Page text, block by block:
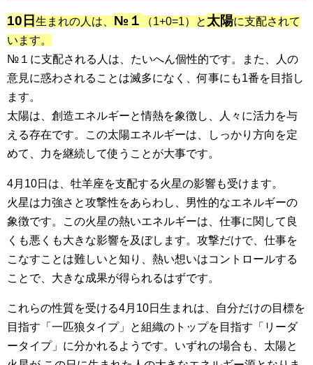
10日 生まれの人は、 №１ （1+0=1）と 太陽に支配されて
います。
№１に支配される人は、たいへん個性的です。また、人の
意見に惑わされることは滅多になく、何事にも1番を目指し
ます。
太陽は、創造エネルギーと情熱を象徴し、人々に活力を与
える存在です。この太陽エネルギーは、しっかり方向を定
めて、力を継続して使うことが大事です。
4月10日は、牡羊座を支配する火星の影響も受けます。
火星は力強さと攻撃性をあらわし、男性的なエネルギーの
象徴です。この火星の熱いエネルギーは、仕事に関して良
くも悪くも大きな影響を及ぼします。攻撃だけで、仕事を
こなすことは難しいと知り、熱い想いはコントロールする
ことで、大きな成果が得られるはずです。
これらの性質を受ける4月10日生まれは、自分だけの目標を
目指す「一匹狼タイプ」と組織のトップを目指す「リーダ
ータイプ」に分かれるようです。いずれの場合も、太陽と